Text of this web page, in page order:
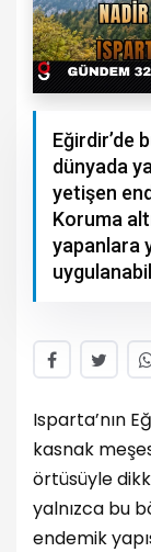
Eğirdir’de
dünyada
yetişen
Koruma
yapanlara
Isparta’nın
kasnak
örtüsüyle
yalnızca bu
endemik